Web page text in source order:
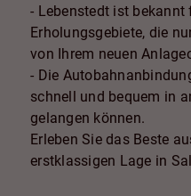
- Lebenstedt ist bekannt
Erholungsgebiete, die
von Ihrem neuen
- Die
schnell und bequem in
gelangen können.
Erleben Sie das Beste
erstklassigen Lage in